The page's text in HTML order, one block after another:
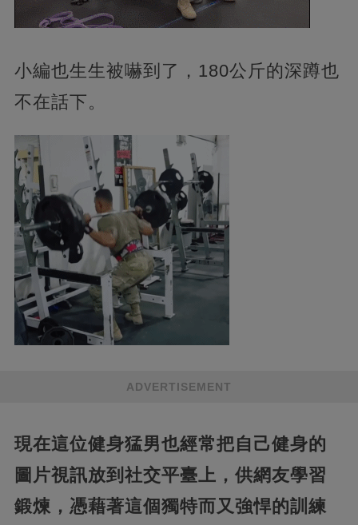
小編也生生被嚇到了，180公斤的深蹲也
不在話下。
ADVERTISEMENT
現在這位健身猛男也經常把自己健身的
圖片視訊放到社交平臺上，供網友學習
鍛煉，憑藉著這個獨特而又強悍的訓練